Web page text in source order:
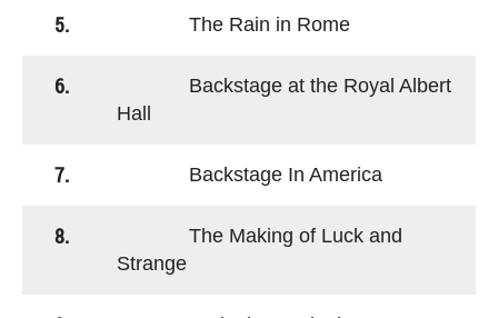
5. The Rain in Rome
6.
Backstage at the Royal Albert
Hall
7. Backstage In America
8.
The Making of Luck and
Strange